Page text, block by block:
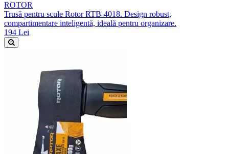
ROTOR
Trusă pentru scule Rotor RTB-4018. Design robust,
compartimentare inteligentă, ideală pentru organizare.
194 Lei